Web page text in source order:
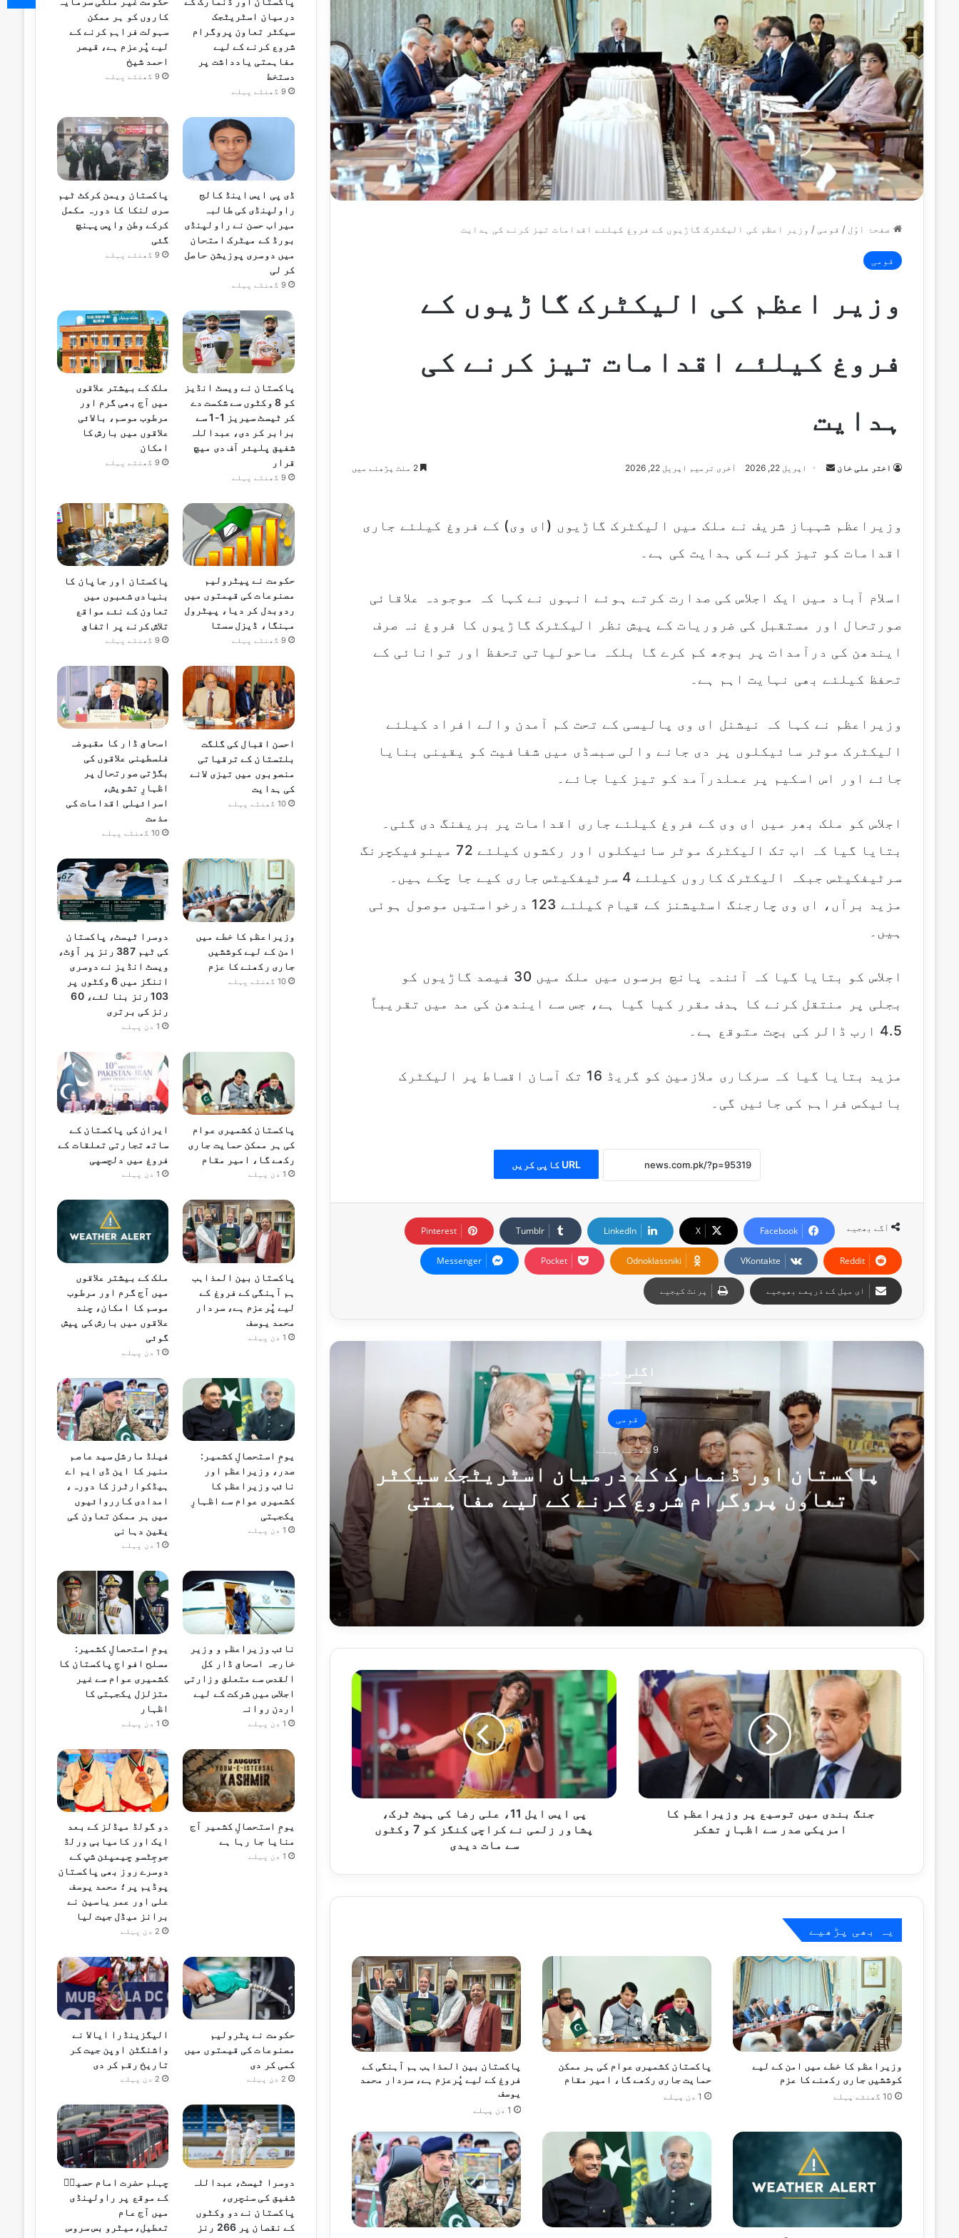
صفحۂ اوّل / قومی / وزیر اعظم کی الیکٹرک گاڑیوں کے فروغ کیلئے اقدامات تیز کرنے کی ہدایت
قومی
وزیر اعظم کی الیکٹرک گاڑیوں کے
فروغ کیلئے اقدامات تیز کرنے کی
ہدایت
اختر علی خان
Send
اپریل 22, 2026 آخری ترمیم اپریل 22, 2026 2 منٹ پڑھنے میں
وزیراعظم شہباز شریف نے ملک میں الیکٹرک گاڑیوں (ای وی) کے فروغ کیلئے جاری
اقدامات کو تیز کرنے کی ہدایت کی ہے۔
اسلام آباد میں ایک اجلاس کی صدارت کرتے ہوئے انہوں نے کہا کہ موجودہ علاقائی
صورتحال اور مستقبل کی ضروریات کے پیش نظر الیکٹرک گاڑیوں کا فروغ نہ صرف
ایندھن کی درآمدات پر بوجھ کم کرے گا بلکہ ماحولیاتی تحفظ اور توانائی کے
تحفظ کیلئے بھی نہایت اہم ہے۔
وزیراعظم نے کہا کہ نیشنل ای وی پالیسی کے تحت کم آمدن والے افراد کیلئے
الیکٹرک موٹر سائیکلوں پر دی جانے والی سبسڈی میں شفافیت کو یقینی بنایا
جائے اور اس اسکیم پر عملدرآمد کو تیز کیا جائے۔
اجلاس کو ملک بھر میں ای وی کے فروغ کیلئے جاری اقدامات پر بریفنگ دی گئی۔
بتایا گیا کہ اب تک الیکٹرک موٹر سائیکلوں اور رکشوں کیلئے 72 مینوفیکچرنگ
سرٹیفکیٹس جبکہ الیکٹرک کاروں کیلئے 4 سرٹیفکیٹس جاری کیے جا چکے ہیں۔
مزید برآں، ای وی چارجنگ اسٹیشنز کے قیام کیلئے 123 درخواستیں موصول ہوئی
ہیں۔
اجلاس کو بتایا گیا کہ آئندہ پانچ برسوں میں ملک میں 30 فیصد گاڑیوں کو
بجلی پر منتقل کرنے کا ہدف مقرر کیا گیا ہے، جس سے ایندھن کی مد میں تقریباً
4.5 ارب ڈالر کی بچت متوقع ہے۔
مزید بتایا گیا کہ سرکاری ملازمین کو گریڈ 16 تک آسان اقساط پر الیکٹرک
بائیکس فراہم کی جائیں گی۔
URL کاپی کریں
آگے بھجیے Facebook
X
LinkedIn
Tumblr
Pinterest
Reddit
VKontakte
Odnoklassniki
Pocket
Messenger
ای میل کے ذریعے بھیجیے پرنٹ کیجیے
اگلی خبر
قومی
9 گھنٹے پہلے
پاکستان اور ڈنمارک کے درمیان اسٹریٹجک سیکٹر
تعاون پروگرام شروع کرنے کے لیے مفاہمتی
یادداشت پر دستخط
پاکستان اور ڈنمارک کے درمیان اسٹریٹجک سیکٹر تعاون پروگرام شروع کرنے کے لیے مفاہمتی یادداشت پر دستخط
حکومت غیر ملکی سرمایہ کاروں کو ہر ممکن سہولت فراہم کرنے کے لیے پُرعزم ہے، قیصر احمد شیخ
9 گھنٹے پہلے
ڈی پی ایس اینڈ کالج راولپنڈی کی طالبہ میراب حسن نے راولپنڈی بورڈ کے میٹرک امتحان میں دوسری پوزیشن حاصل کر لی
9 گھنٹے پہلے
پاکستان ویمن کرکٹ ٹیم سری لنکا کا دورہ مکمل کرکے وطن واپس پہنچ گئی
10 گھنٹے پہلے
10 گھنٹے پہلے
ملک کے بیشتر علاقوں میں آج بھی گرم اور مرطوب موسم، بالائی علاقوں میں بارش کا امکان
10 گھنٹے پہلے
حکومت نے پیٹرولیم مصنوعات کی قیمتوں میں ردوبدل کر دیا، پیٹرول مہنگا، ڈیزل سستا
10 گھنٹے پہلے
پاکستان اور جاپان کا بنیادی شعبوں میں تعاون کے نئے مواقع تلاش کرنے پر اتفاق
10 گھنٹے پہلے
احسن اقبال کی گلگت بلتستان کے ترقیاتی منصوبوں میں تیزی لانے کی ہدایت
جنگ
وزیراعظم
صدر
جنگ بندی میں توسیع پر وزیراعظم کا
امریکی صدر سے اظہارِ تشکر
پی
ایس
ایل
علی
رضا
کی
ہیٹ
ٹرک،
پی ایس ایل 11، علی رضا کی ہیٹ ٹرک،
پشاور زلمی نے کراچی کنگز کو 7 وکٹوں
سے مات دیدی
یہ بھی پڑھیے
وزیراعظم کا خطے میں امن کے لیے
کوششیں جاری رکھنے کا عزم
10 گھنٹے پہلے
پاکستان کشمیری عوام کی ہر ممکن
حمایت جاری رکھے گا، امیر مقام
1 دن پہلے
پاکستان بین المذاہب ہم آہنگی کے
فروغ کے لیے پُرعزم ہے، سردار محمد
یوسف
1 دن پہلے
درمیان اسٹریٹجک
سیکٹر تعاون پروگرام
شروع کرنے کے لیے
مفاہمتی یادداشت پر
دستخط
9 گھنٹے پہلے
کاروں کو ہر ممکن
سہولت فراہم کرنے کے
لیے پُرعزم ہے، قیصر
احمد شیخ
9 گھنٹے پہلے
ڈی پی ایس اینڈ کالج
راولپنڈی کی طالبہ
میراب حسن نے راولپنڈی
بورڈ کے میٹرک امتحان
میں دوسری پوزیشن حاصل
کر لی
9 گھنٹے پہلے
پاکستان ویمن کرکٹ ٹیم
سری لنکا کا دورہ مکمل
کرکے وطن واپس پہنچ
گئی
9 گھنٹے پہلے
پاکستان نے ویسٹ انڈیز
کو 8 وکٹوں سے شکست دے
کر ٹیسٹ سیریز 1-1 سے
برابر کر دی، عبداللہ
شفیق پلیئر آف دی میچ
قرار
9 گھنٹے پہلے
ملک کے بیشتر علاقوں
میں آج بھی گرم اور
مرطوب موسم، بالائی
علاقوں میں بارش کا
امکان
9 گھنٹے پہلے
حکومت نے پیٹرولیم
مصنوعات کی قیمتوں میں
ردوبدل کر دیا، پیٹرول
مہنگا، ڈیزل سستا
9 گھنٹے پہلے
پاکستان اور جاپان کا
بنیادی شعبوں میں
تعاون کے نئے مواقع
تلاش کرنے پر اتفاق
9 گھنٹے پہلے
احسن اقبال کی گلگت
بلتستان کے ترقیاتی
منصوبوں میں تیزی لانے
کی ہدایت
10 گھنٹے پہلے
اسحاق ڈار کا مقبوضہ
فلسطینی علاقوں کی
بگڑتی صورتحال پر
اظہارِ تشویش،
اسرائیلی اقدامات کی
مذمت
10 گھنٹے پہلے
وزیراعظم کا خطے میں
امن کے لیے کوششیں
جاری رکھنے کا عزم
10 گھنٹے پہلے
دوسرا ٹیسٹ، پاکستان
کی ٹیم 387 رنز پر آؤٹ،
ویسٹ انڈیز نے دوسری
اننگز میں 6 وکٹوں پر
103 رنز بنا لئے، 60
رنز کی برتری
1 دن پہلے
پاکستان کشمیری عوام
کی ہر ممکن حمایت جاری
رکھے گا، امیر مقام
1 دن پہلے
ایران کی پاکستان کے
ساتھ تجارتی تعلقات کے
فروغ میں دلچسپی
1 دن پہلے
پاکستان بین المذاہب
ہم آہنگی کے فروغ کے
لیے پُرعزم ہے، سردار
محمد یوسف
1 دن پہلے
ملک کے بیشتر علاقوں
میں آج گرم اور مرطوب
موسم کا امکان، چند
علاقوں میں بارش کی پیش
گوئی
1 دن پہلے
یومِ استحصالِ کشمیر:
صدر، وزیراعظم اور
نائب وزیراعظم کا
کشمیری عوام سے اظہارِ
یکجہتی
1 دن پہلے
فیلڈ مارشل سید عاصم
منیر کا این ڈی ایم اے
ہیڈکوارٹرز کا دورہ،
امدادی کارروائیوں
میں ہر ممکن تعاون کی
یقین دہانی
1 دن پہلے
نائب وزیراعظم و وزیر
خارجہ اسحاق ڈار کل
القدس سے متعلق وزارتی
اجلاس میں شرکت کے لیے
اردن روانہ
1 دن پہلے
یومِ استحصالِ کشمیر:
مسلح افواجِ پاکستان کا
کشمیری عوام سے غیر
متزلزل یکجہتی کا
اظہار
1 دن پہلے
یومِ استحصالِ کشمیر آج
منایا جا رہا ہے
1 دن پہلے
دو گولڈ میڈلز کے بعد
ایک اور کامیابی ورلڈ
جوجِٹسو چیمپئن شپ کے
دوسرے روز بھی پاکستان
پوڈیم پر؛ محمد یوسف
علی اور عمر یاسین نے
برانز میڈل جیت لیا
2 دن پہلے
حکومت نے پٹرولیم
مصنوعات کی قیمتوں میں
کمی کر دی
2 دن پہلے
الیگزینڈرا ایالا نے
واشنگٹن اوپن جیت کر
تاریخ رقم کر دی
2 دن پہلے
دوسرا ٹیسٹ، عبداللہ
شفیق کی سنچری،
پاکستان نے دو وکٹوں
کے نقصان پر 266 رنز
چہلم حضرت امام حسینؓ
کے موقع پر راولپنڈی
میں آج عام
تعطیل،میٹرو بس سروس